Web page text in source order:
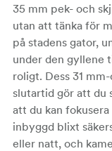
35 mm pek- och
utan att tänka för
på stadens gator,
under den gyllene
roligt. Dess 31
slutartid gör att du
att du kan
inbyggd blixt
eller natt, och